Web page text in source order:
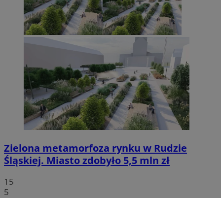
Zielona metamorfoza rynku w Rudzie
Śląskiej. Miasto zdobyło 5,5 mln zł
15
5